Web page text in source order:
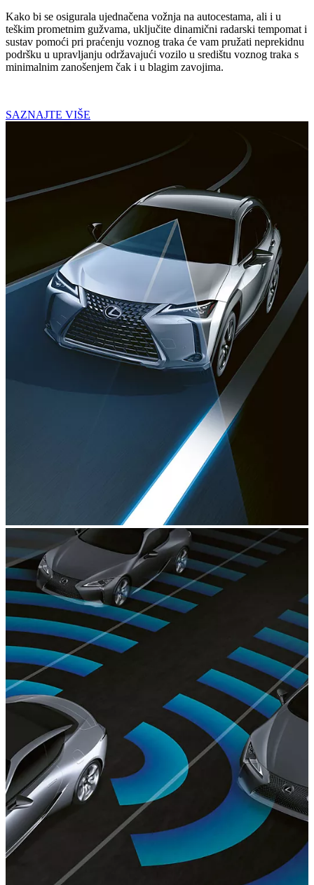
Kako bi se osigurala ujednačena vožnja na autocestama, ali i u
teškim prometnim gužvama, uključite dinamični radarski tempomat i
sustav pomoći pri praćenju voznog traka će vam pružati neprekidnu
podršku u upravljanju održavajući vozilo u središtu voznog traka s
minimalnim zanošenjem čak i u blagim zavojima.
SAZNAJTE VIŠE